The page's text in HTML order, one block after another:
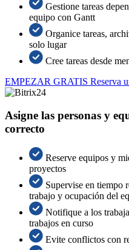
Gestione tareas
equipo con Gantt
Organice tareas,
solo lugar
Cree tareas desde
EMPEZAR GRATIS Reserva
Asigne las personas y
correcto
Reserve equipos y
proyectos
Supervise en tiempo
trabajo y ocupación del
Notifique a los
trabajos en curso
Evite conflictos con